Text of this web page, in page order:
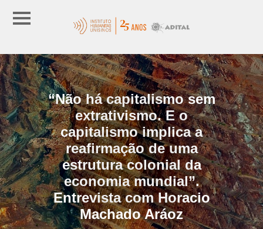
“Não há capitalismo sem
extrativismo. E o
capitalismo implica a
reafirmação de uma
estrutura colonial da
economia mundial”.
Entrevista com Horacio
Machado Aráoz